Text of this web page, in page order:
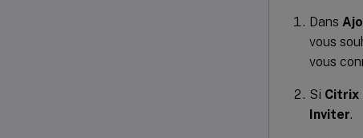
Dans
vous
vous
Si Citrix
Inviter.